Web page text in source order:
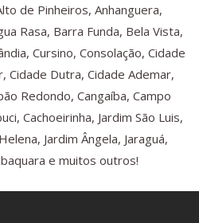
de Pinheiros, Anhanguera,
Rasa, Barra Funda, Bela Vista,
Cursino, Consolação, Cidade
Cidade Dutra, Cidade Ademar,
Redondo, Cangaíba, Campo
Cachoeirinha, Jardim São Luis,
Jardim Ângela, Jaraguá,
e muitos outros!